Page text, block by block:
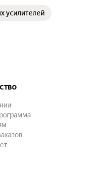
усилителей